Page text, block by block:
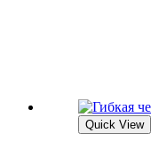
Quick View